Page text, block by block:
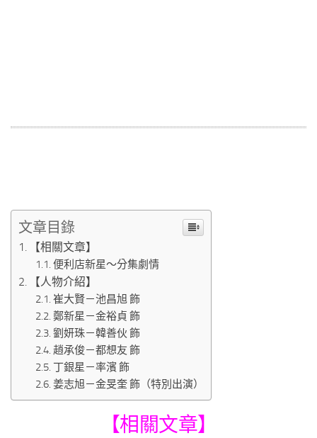
文章目錄
【相關文章】
便利店新星～分集劇情
【人物介紹】
崔大賢－池昌旭 飾
鄭新星－金裕貞 飾
劉妍珠－韓善伙 飾
趙承俊－都想友 飾
丁銀星－率濱 飾
姜志旭－金旻奎 飾（特別出演）
【相關文章】